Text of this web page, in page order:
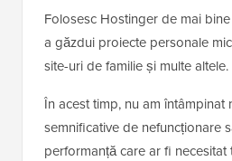
Folosesc Hostinger de mai
a găzdui proiecte personale
site-uri de familie și multe altele.
În acest timp, nu am
semnificative de nefuncționare
performanță care ar fi